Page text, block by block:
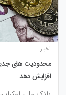
اخبار
محدودیت های جدید
افزایش دهد